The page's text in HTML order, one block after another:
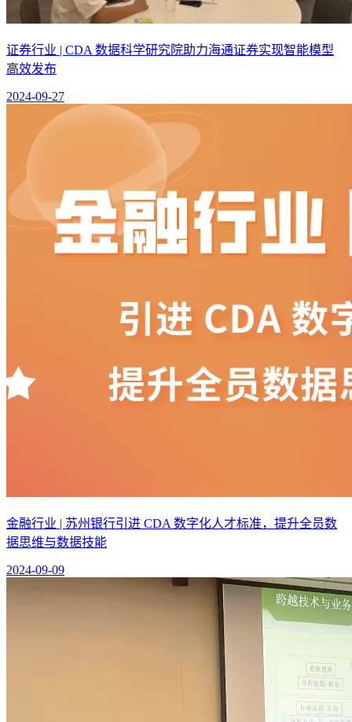
证券行业 | CDA 数据科学研究院助力海通证券实现智能模型
高效发布
2024-09-27
金融行业 | 苏州银行引进 CDA 数字化人才标准，提升全员数
据思维与数据技能
2024-09-09